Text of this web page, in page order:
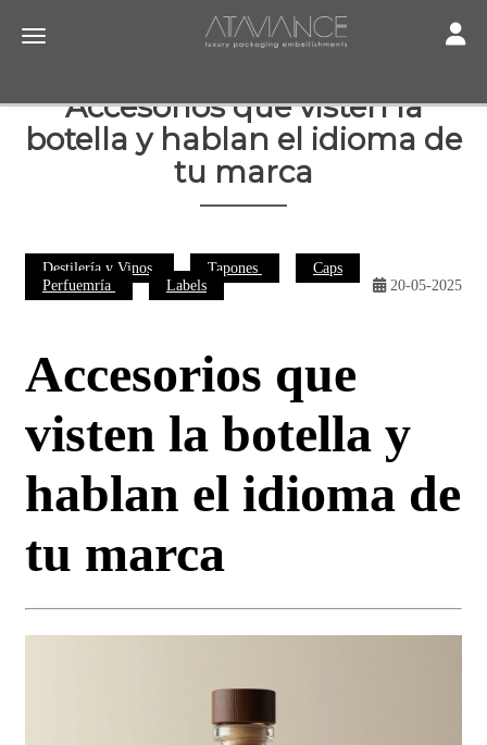
Toggle navigation
Accesorios que visten la
botella y hablan el idioma de
tu marca
Destilería y Vinos Tapones
Caps
Perfuemría
Labels 20-05-2025
Accesorios que
visten la botella y
hablan el idioma de
tu marca